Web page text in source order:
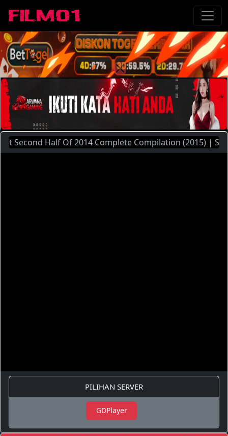
Half Of 2014 Complete Compilation (2015) |
PILIHAN SERVER
GDPlayer